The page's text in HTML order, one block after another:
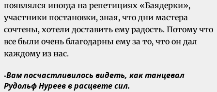
появлялся иногда на репетициях «Баядерки»,
участники постановки, зная, что дни мастера
сочтены, хотели доставить ему радость. Потому что
все были очень благодарны ему за то, что он дал
каждому из нас.
-Вам посчастливилось видеть, как танцевал
Рудольф Нуреев в расцвете сил.